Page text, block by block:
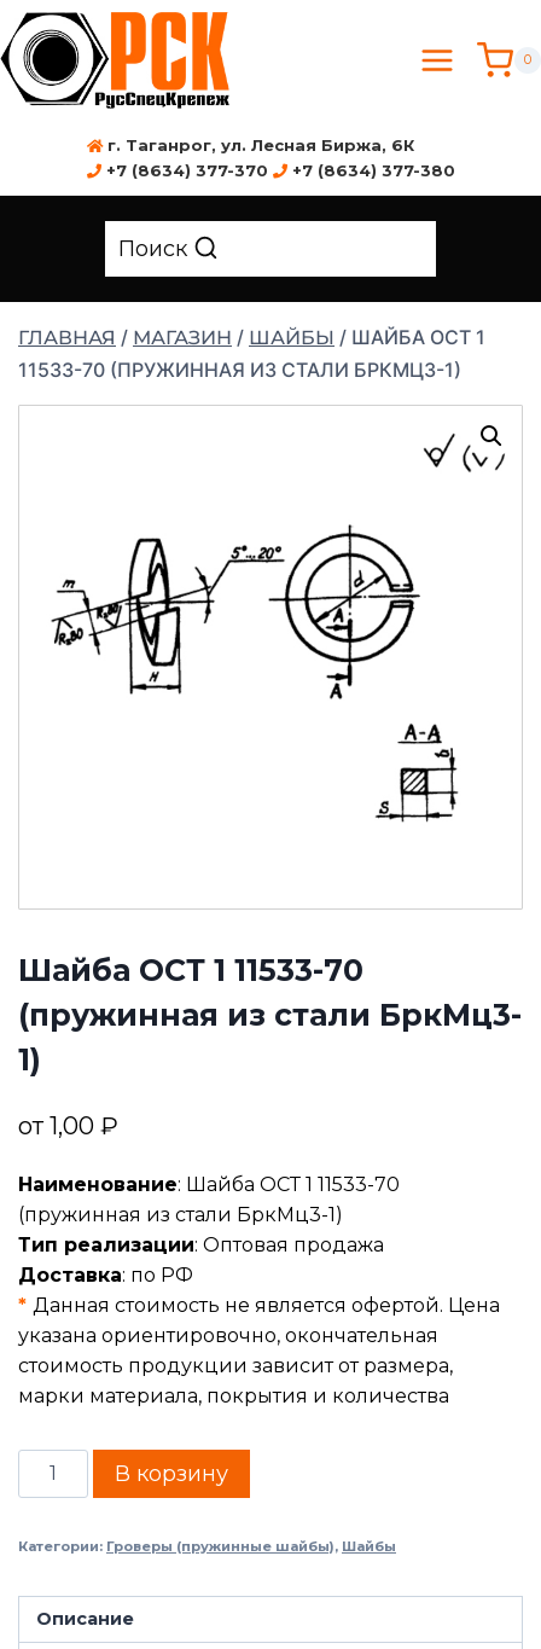
0
г. Таганрог, ул. Лесная Биржа, 6К
+7 (8634) 377-370
+7 (8634) 377-380
Поиск
ГЛАВНАЯ / МАГАЗИН / ШАЙБЫ / ШАЙБА ОСТ 1
11533-70 (ПРУЖИННАЯ ИЗ СТАЛИ БРКМЦ3-1)
Шайба ОСТ 1 11533-70
(пружинная из стали БркМц3-
1)
от1,00 ₽
Наименование: Шайба ОСТ 1 11533-70
(пружинная из стали БркМц3-1)
Тип реализации: Оптовая продажа
Доставка: по РФ
* Данная стоимость не является офертой. Цена
указана ориентировочно, окончательная
стоимость продукции зависит от размера,
марки материала, покрытия и количества
В корзину
Категории: Гроверы (пружинные шайбы), Шайбы
Описание